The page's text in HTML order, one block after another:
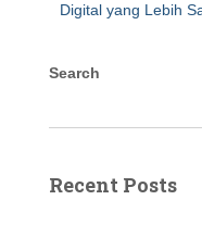
Digital yang Lebih
Search
Recent Posts